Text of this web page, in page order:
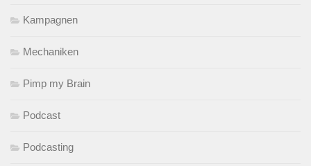
Kampagnen
Mechaniken
Pimp my Brain
Podcast
Podcasting